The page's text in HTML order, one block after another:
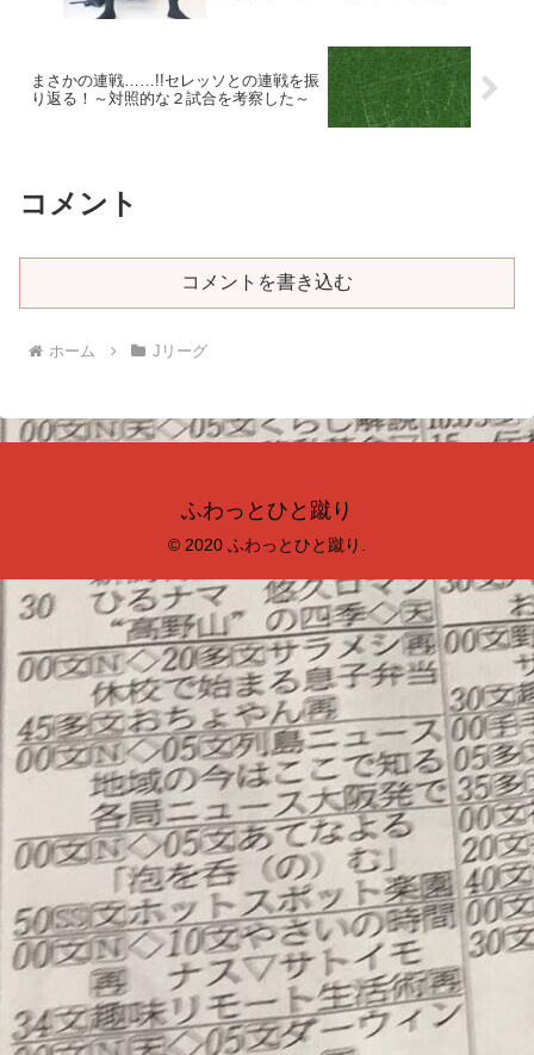
まさかの連戦……!!セレッソとの連戦を振
り返る！～対照的な２試合を考察した～
コメント
コメントを書き込む
ホーム Jリーグ
ふわっとひと蹴り
© 2020 ふわっとひと蹴り.